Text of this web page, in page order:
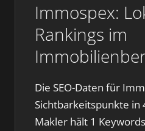
Immospex:
Rankings im
Die SEO-Daten für
Sichtbarkeitspunkte in
Makler hält 1